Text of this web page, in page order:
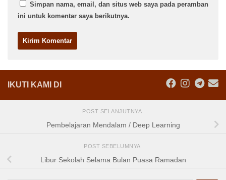
Simpan nama, email, dan situs web saya pada peramban
ini untuk komentar saya berikutnya.
IKUTI KAMI DI
POST SELANJUTNYA
Pembelajaran Mendalam / Deep Learning
POST SEBELUMNYA
Libur Sekolah Selama Bulan Puasa Ramadan